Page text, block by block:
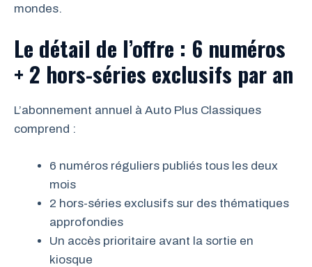
mondes.
Le détail de l’offre : 6 numéros
+ 2 hors-séries exclusifs par an
L’abonnement annuel à Auto Plus Classiques
comprend :
6 numéros réguliers publiés tous les deux
mois
2 hors-séries exclusifs sur des thématiques
approfondies
Un accès prioritaire avant la sortie en
kiosque